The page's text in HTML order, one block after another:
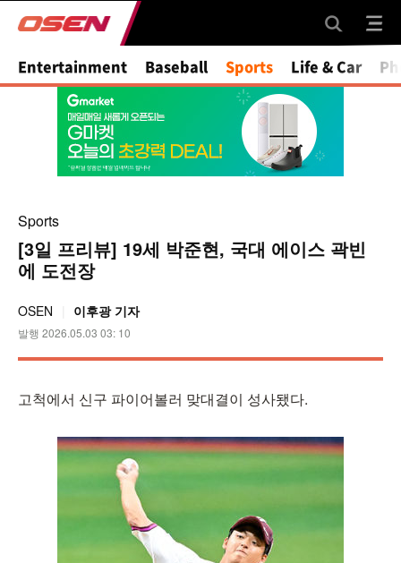
Mute
Entertainment Baseball Sports Life & Car
Sports
[3일 프리뷰] 19세 박준현, 국대 에이스 곽빈
에 도전장
OSEN 이후광 기자
발행 2026.05.03 03: 10
고척에서 신구 파이어볼러 맞대결이 성사됐다.